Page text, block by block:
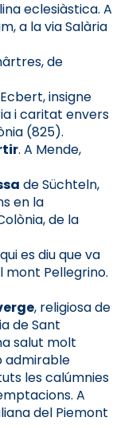
eclesiàstica. A
a la via Salària
de
insigne
i caritat envers
(825).
. A Mende,
de Süchteln,
en la
de la
es diu que va
Pellegrino.
, religiosa de
de Sant
salut molt
admirable
les calúmnies
A
del Piemont